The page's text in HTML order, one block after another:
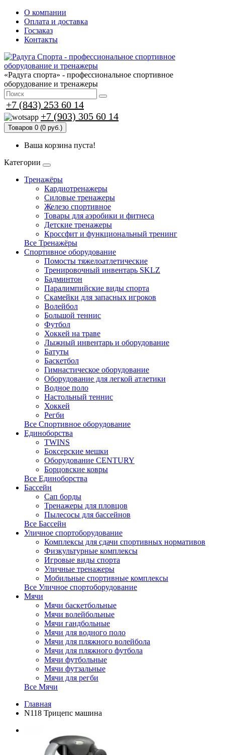
О компании
Оплата и доставка
Госзаказ
Контакты
«Радуга спорта» - профессиональное спортивное
оборудование и тренажеры
+7 (843) 253 60 14
+7 (903) 305 60 14
Товаров 0 (0 руб.)
Ваша корзина пуста!
Категории
Тренажёры
Кардиотренажеры
Силовые тренажеры
Железо спортивное
Товары для аэробики и фитнеса
Детские тренажеры
Кроссфит и функциональный тренинг
Все Тренажёры
Спортивное оборудование
Помосты тяжелоатлетические
Тренировочный инвентарь SKLZ
Бадминтон
Паралимпийские виды спорта
Скамейки для запасных игроков
Волейбол
Большой теннис
Футбол
Хоккей на траве
Лыжный инвентарь и оборудование
Батуты
Баскетбол
Гимнастическое оборудование
Оборудование для легкой атлетики
Водное поло
Настольный теннис
Хоккей
Регби
Все Спортивное оборудование
Единоборства
TWINS
Боксерские мешки
Оборудование CENTURY
Борцовские ковры
Все Единоборства
Бассейн
Сап борды
Тренажеры для пловцов
Пылесосы для бассейнов
Все Бассейн
Уличное спортоборудование
Комплексы для сдачи спортивных нормативов
Физкультурные комплексы
Игровые виды спорта
Уличные тренажеры
Мобильные спортивные комплексы
Все Уличное спортоборудование
Мячи
Мячи баскетбольные
Мячи волейбольные
Мячи гандбольные
Мячи для водного поло
Мячи для пляжного волейбола
Мячи для пляжного футбола
Мячи футбольные
Мячи футзальные
Мячи для регби
Все Мячи
Главная
N118 Трицепс машина